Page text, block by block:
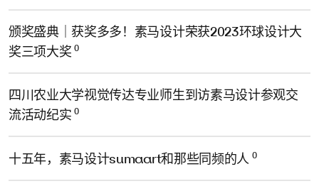
颁奖盛典｜获奖多多！素马设计荣获2023环球设计大
奖三项大奖 0
四川农业大学视觉传达专业师生到访素马设计参观交
流活动纪实 0
十五年，素马设计sumaart和那些同频的人 0